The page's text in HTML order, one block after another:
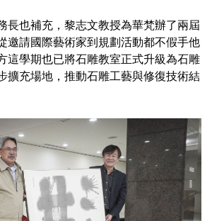
長也補充，黎志文教授為華梵辦了兩屆
邀請國際藝術家到規劃活動都不假手他
這學期也已將石雕教室正式升級為石雕
擴充場地，推動石雕工藝與修復技術結